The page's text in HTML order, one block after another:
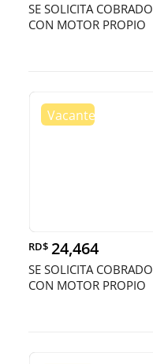
SE SOLICITA
CON MOTOR PROPIO
RD$ 24,464
SE SOLICITA
CON MOTOR PROPIO